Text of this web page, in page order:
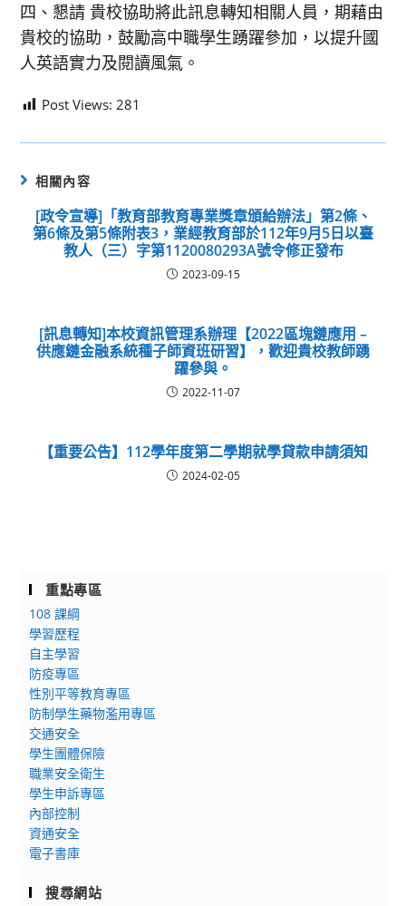
四、懇請 貴校協助將此訊息轉知相關人員，期藉由
貴校的協助，鼓勵高中職學生踴躍參加，以提升國
人英語實力及閱讀風氣。
Post Views: 281
相關內容
[政令宣導]「教育部教育專業獎章頒給辦法」第2條、
第6條及第5條附表3，業經教育部於112年9月5日以臺
教人（三）字第1120080293A號令修正發布
2023-09-15
[訊息轉知]本校資訊管理系辦理【2022區塊鏈應用 –
供應鏈金融系統種子師資班研習】，歡迎貴校教師踴
躍參與。
2022-11-07
【重要公告】112學年度第二學期就學貸款申請須知
2024-02-05
重點專區
108 課綱
學習歷程
自主學習
防疫專區
性別平等教育專區
防制學生藥物濫用專區
交通安全
學生團體保險
職業安全衛生
學生申訴專區
內部控制
資通安全
電子書庫
搜尋網站